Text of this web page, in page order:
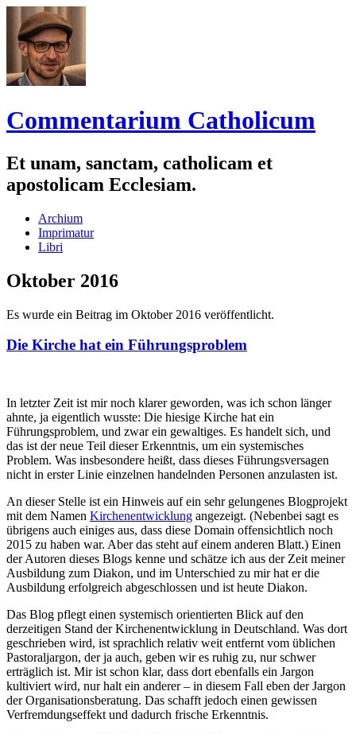
Commentarium Catholicum
Et unam, sanctam, catholicam et
apostolicam Ecclesiam.
Zum
Inhalt
springen
Archium
Imprimatur
Libri
Oktober 2016
Es wurde ein Beitrag im Oktober 2016 veröffentlicht.
Die Kirche hat ein Führungsproblem
In letzter Zeit ist mir noch klarer geworden, was ich schon länger
ahnte, ja eigentlich wusste: Die hiesige Kirche hat ein
Führungsproblem, und zwar ein gewaltiges. Es handelt sich, und
das ist der neue Teil dieser Erkenntnis, um ein systemisches
Problem. Was insbesondere heißt, dass dieses Führungsversagen
nicht in erster Linie einzelnen handelnden Personen anzulasten ist.
An dieser Stelle ist ein Hinweis auf ein sehr gelungenes Blogprojekt
mit dem Namen Kirchenentwicklung angezeigt. (Nebenbei sagt es
übrigens auch einiges aus, dass diese Domain offensichtlich noch
2015 zu haben war. Aber das steht auf einem anderen Blatt.) Einen
der Autoren dieses Blogs kenne und schätze ich aus der Zeit meiner
Ausbildung zum Diakon, und im Unterschied zu mir hat er die
Ausbildung erfolgreich abgeschlossen und ist heute Diakon.
Das Blog pflegt einen systemisch orientierten Blick auf den
derzeitigen Stand der Kirchenentwicklung in Deutschland. Was dort
geschrieben wird, ist sprachlich relativ weit entfernt vom üblichen
Pastoraljargon, der ja auch, geben wir es ruhig zu, nur schwer
erträglich ist. Mir ist schon klar, dass dort ebenfalls ein Jargon
kultiviert wird, nur halt ein anderer – in diesem Fall eben der Jargon
der Organisationsberatung. Das schafft jedoch einen gewissen
Verfremdungseffekt und dadurch frische Erkenntnis.